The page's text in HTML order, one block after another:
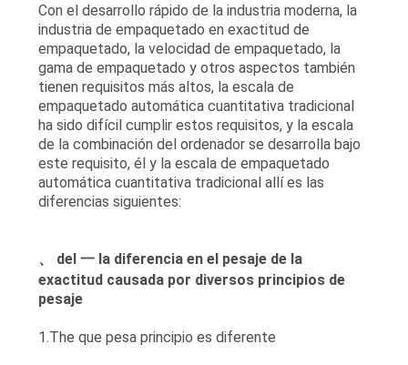
NOTICIAS
CASOS
SOLICITAR UN
PRESUPUESTO
DEL
SITIO
Con el desarrollo rápido de la industria moderna, la
industria de empaquetado en exactitud de
empaquetado, la velocidad de empaquetado, la
gama de empaquetado y otros aspectos también
tienen requisitos más altos, la escala de
empaquetado automática cuantitativa tradicional
ha sido difícil cumplir estos requisitos, y la escala
de la combinación del ordenador se desarrolla bajo
este requisito, él y la escala de empaquetado
automática cuantitativa tradicional allí es las
diferencias siguientes:
、 del 一 la diferencia en el pesaje de la
exactitud causada por diversos principios de
pesaje
1.The que pesa principio es diferente